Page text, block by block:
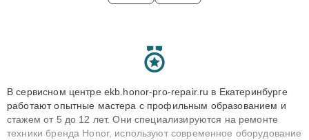
В сервисном центре ekb.honor-pro-repair.ru в Екатеринбурге
работают опытные мастера с профильным образованием и
стажем от 5 до 12 лет. Они специализируются на ремонте
техники бренда Honor, используют современное оборудование